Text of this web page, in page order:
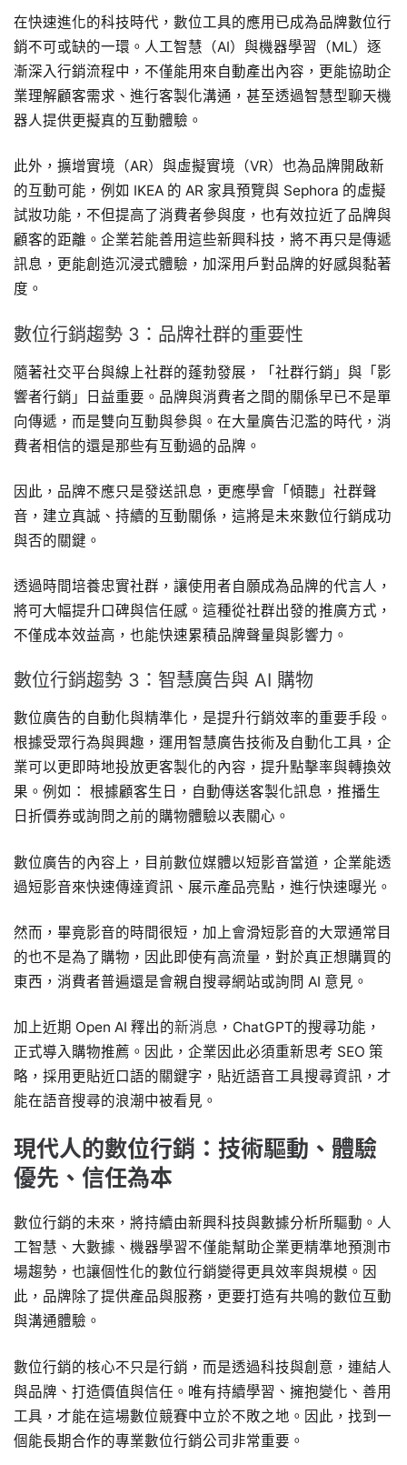
在快速進化的科技時代，數位工具的應用已成為品牌數位行
銷不可或缺的一環。人工智慧（AI）與機器學習（ML）逐
漸深入行銷流程中，不僅能用來自動產出內容，更能協助企
業理解顧客需求、進行客製化溝通，甚至透過智慧型聊天機
器人提供更擬真的互動體驗。
此外，擴增實境（AR）與虛擬實境（VR）也為品牌開啟新
的互動可能，例如 IKEA 的 AR 家具預覽與 Sephora 的虛擬
試妝功能，不但提高了消費者參與度，也有效拉近了品牌與
顧客的距離。企業若能善用這些新興科技，將不再只是傳遞
訊息，更能創造沉浸式體驗，加深用戶對品牌的好感與黏著
度。
數位行銷趨勢 3：品牌社群的重要性
隨著社交平台與線上社群的蓬勃發展，「社群行銷」與「影
響者行銷」日益重要。品牌與消費者之間的關係早已不是單
向傳遞，而是雙向互動與參與。在大量廣告氾濫的時代，消
費者相信的還是那些有互動過的品牌。
因此，品牌不應只是發送訊息，更應學會「傾聽」社群聲
音，建立真誠、持續的互動關係，這將是未來數位行銷成功
與否的關鍵。
透過時間培養忠實社群，讓使用者自願成為品牌的代言人，
將可大幅提升口碑與信任感。這種從社群出發的推廣方式，
不僅成本效益高，也能快速累積品牌聲量與影響力。
數位行銷趨勢 3：智慧廣告與 AI 購物
數位廣告的自動化與精準化，是提升行銷效率的重要手段。
根據受眾行為與興趣，運用智慧廣告技術及自動化工具，企
業可以更即時地投放更客製化的內容，提升點擊率與轉換效
果。例如： 根據顧客生日，自動傳送客製化訊息，推播生
日折價券或詢問之前的購物體驗以表關心。
數位廣告的內容上，目前數位媒體以短影音當道，企業能透
過短影音來快速傳達資訊、展示產品亮點，進行快速曝光。
然而，畢竟影音的時間很短，加上會滑短影音的大眾通常目
的也不是為了購物，因此即使有高流量，對於真正想購買的
東西，消費者普遍還是會親自搜尋網站或詢問 AI 意見。
加上近期 Open AI 釋出的新消息 ，ChatGPT的搜尋功能，
正式導入購物推薦。因此，企業因此必須重新思考 SEO 策
略，採用更貼近口語的關鍵字，貼近語音工具搜尋資訊，才
能在語音搜尋的浪潮中被看見。
現代人的數位行銷：技術驅動、體驗
優先、信任為本
數位行銷的未來，將持續由新興科技與數據分析所驅動。人
工智慧、大數據、機器學習不僅能幫助企業更精準地預測市
場趨勢，也讓個性化的數位行銷變得更具效率與規模。因
此，品牌除了提供產品與服務，更要打造有共鳴的數位互動
與溝通體驗。
數位行銷的核心不只是行銷，而是透過科技與創意，連結人
與品牌、打造價值與信任。唯有持續學習、擁抱變化、善用
工具，才能在這場數位競賽中立於不敗之地。因此，找到一
個能長期合作的專業數位行銷公司非常重要。